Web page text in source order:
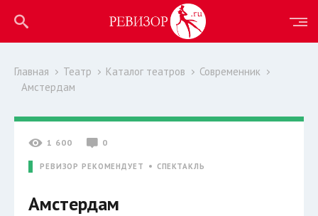
Главная Театр Каталог театров
Современник
Амстердам
1 600 0
РЕВИЗОР РЕКОМЕНДУЕТ СПЕКТАКЛЬ
Амстердам